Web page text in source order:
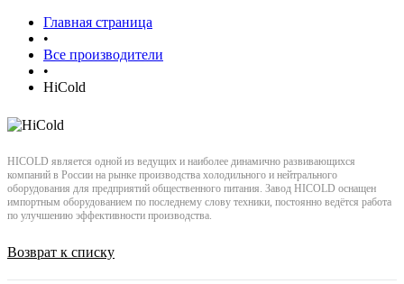
Главная страница
•
Все производители
•
HiCold
HICOLD является одной из ведущих и наиболее динамично развивающихся
компаний в России на рынке производства холодильного и нейтрального
оборудования для предприятий общественного питания. Завод HICOLD оснащен
импортным оборудованием по последнему слову техники, постоянно ведётся работа
по улучшению эффективности производства.
Возврат к списку